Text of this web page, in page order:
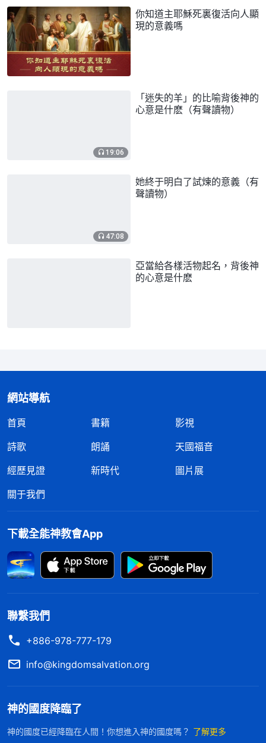
你知道主耶穌死裏復活向人顯
現的意義嗎
19:06
「迷失的羊」的比喻背後神的
心意是什麽（有聲讀物）
47:08
她終于明白了試煉的意義（有
聲讀物）
亞當給各樣活物起名，背後神
的心意是什麽
網站導航
首頁 書籍
影視
詩歌
朗誦
天國福音
經歷見證
新時代
圖片展
關于我們
下載全能神教會App
聯繫我們
+886-978-777-179
info@kingdomsalvation.org
神的國度降臨了
神的國度已經降臨在人間！你想進入神的國度嗎？ 了解更多